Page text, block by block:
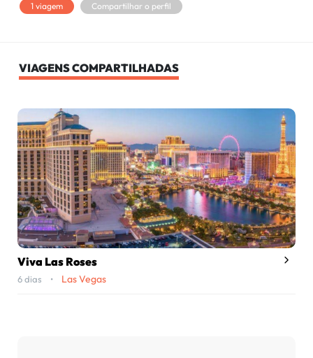
1 viagem Compartilhar o perfil
VIAGENS COMPARTILHADAS
Viva Las Roses
6 dias • Las Vegas